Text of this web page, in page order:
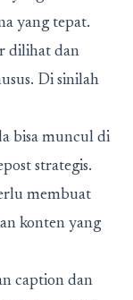
yang tepat.
dilihat dan
Di sinilah
bisa muncul di
strategis.
membuat
konten yang
caption dan